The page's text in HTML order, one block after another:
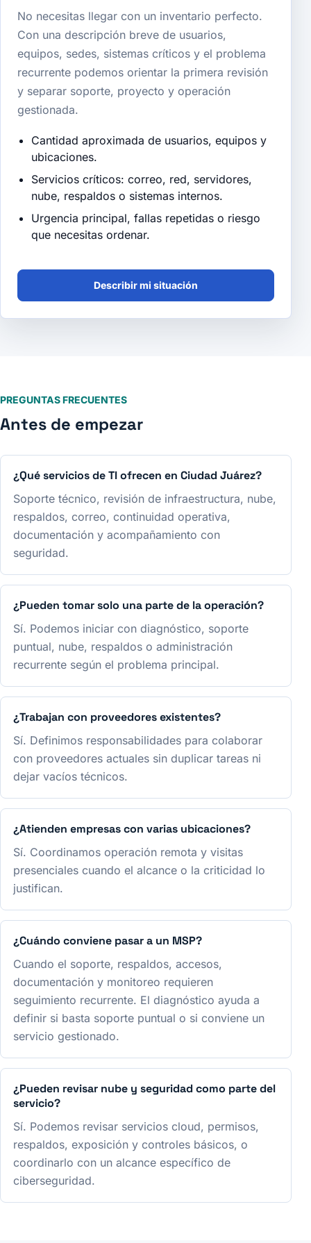
No necesitas llegar con un inventario perfecto.
Con una descripción breve de usuarios,
equipos, sedes, sistemas críticos y el problema
recurrente podemos orientar la primera revisión
y separar soporte, proyecto y operación
gestionada.
Cantidad aproximada de usuarios, equipos y
ubicaciones.
Servicios críticos: correo, red, servidores,
nube, respaldos o sistemas internos.
Urgencia principal, fallas repetidas o riesgo
que necesitas ordenar.
Describir mi situación
PREGUNTAS FRECUENTES
Antes de empezar
¿Qué servicios de TI ofrecen en Ciudad Juárez?
Soporte técnico, revisión de infraestructura, nube,
respaldos, correo, continuidad operativa,
documentación y acompañamiento con
seguridad.
¿Pueden tomar solo una parte de la operación?
Sí. Podemos iniciar con diagnóstico, soporte
puntual, nube, respaldos o administración
recurrente según el problema principal.
¿Trabajan con proveedores existentes?
Sí. Definimos responsabilidades para colaborar
con proveedores actuales sin duplicar tareas ni
dejar vacíos técnicos.
¿Atienden empresas con varias ubicaciones?
Sí. Coordinamos operación remota y visitas
presenciales cuando el alcance o la criticidad lo
justifican.
¿Cuándo conviene pasar a un MSP?
Cuando el soporte, respaldos, accesos,
documentación y monitoreo requieren
seguimiento recurrente. El diagnóstico ayuda a
definir si basta soporte puntual o si conviene un
servicio gestionado.
¿Pueden revisar nube y seguridad como parte del
servicio?
Sí. Podemos revisar servicios cloud, permisos,
respaldos, exposición y controles básicos, o
coordinarlo con un alcance específico de
ciberseguridad.